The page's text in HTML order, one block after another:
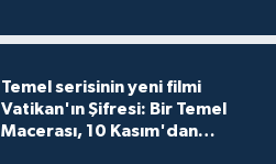
Temel serisinin yeni filmi
Vatikan'ın Şifresi: Bir Temel
Macerası, 10 Kasım'dan